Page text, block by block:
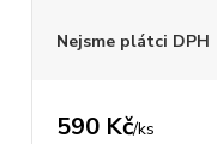
Nejsme plátci DPH
590 Kč/ks